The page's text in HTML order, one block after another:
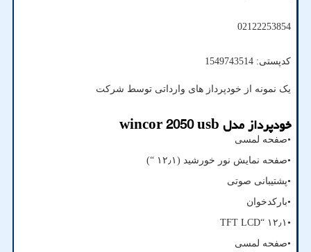
02122253854
کدپستی: 1549743514
یک نمونه از خودپرداز های وارداتی توسط شرکت
خودپرداز مدلwincor 2050 usb
•صفحه لمسی
•صفحه نمایش نور خورشید (۱۲٫۱ “)
•پشتیبانی صوتی
•بارکدخوان
•۱۲٫۱ “
TFT LCD
•صفحه لمسی